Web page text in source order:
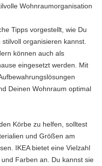
Wohnraumorganisation
Tipps vorgestellt, wie Du
organisieren kannst.
können auch als
eingesetzt werden. Mit
Deinen Wohnraum optimal
Körbe zu helfen, solltest
und Größen am
IKEA bietet eine Vielzahl
Farben an. Du kannst sie